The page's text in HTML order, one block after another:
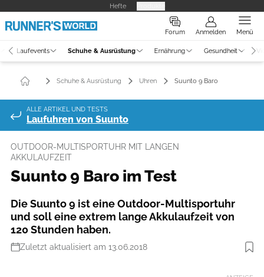
Hefte
Forum Anmelden Menü
Laufevents Schuhe & Ausrüstung Ernährung Gesundheit
Schuhe & Ausrüstung Uhren Suunto 9 Baro
ALLE ARTIKEL UND TESTS
Laufuhren von Suunto
OUTDOOR-MULTISPORTUHR MIT LANGEN
AKKULAUFZEIT
Suunto 9 Baro im Test
Die Suunto 9 ist eine Outdoor-Multisportuhr
und soll eine extrem lange Akkulaufzeit von
120 Stunden haben.
Zuletzt aktualisiert am 13.06.2018
Foto: Hersteller